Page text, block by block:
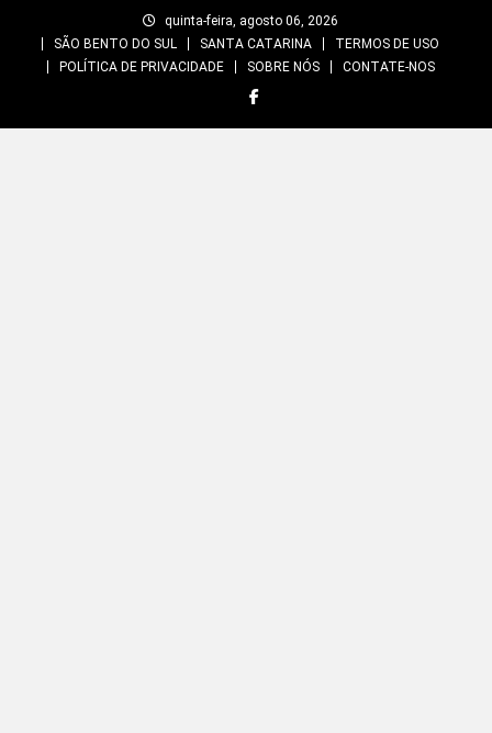
quinta-feira, agosto 06, 2026
SÃO BENTO DO SUL
SANTA CATARINA
TERMOS DE USO
POLÍTICA DE PRIVACIDADE
SOBRE NÓS CONTATE-NOS